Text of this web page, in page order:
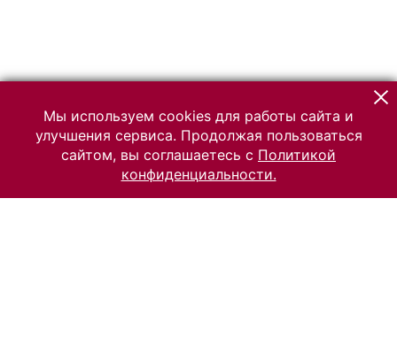
Мы используем cookies для работы сайта и
улучшения сервиса. Продолжая пользоваться
сайтом, вы соглашаетесь с Политикой
конфиденциальности.